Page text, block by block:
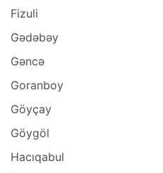
Fizuli
Gədəbəy
Gəncə
Goranboy
Göyçay
Göygöl
Hacıqabul